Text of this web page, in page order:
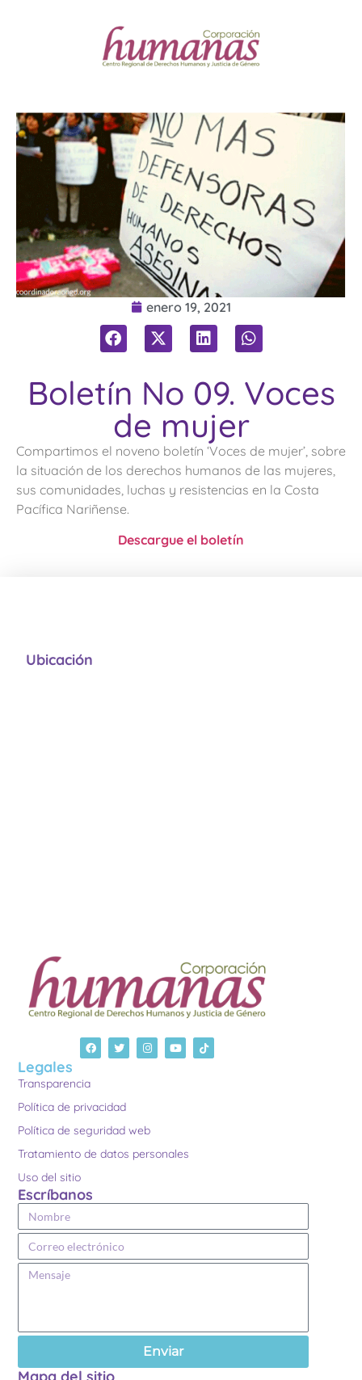
Boletín No 09. Voces
de mujer
Compartimos el noveno boletín ‘Voces de mujer’, sobre
la situación de los derechos humanos de las mujeres,
sus comunidades, luchas y resistencias en la Costa
Pacífica Nariñense.
Descargue el boletín
enero 19, 2021
Legales
Transparencia
Política de privacidad
Política de seguridad web
Tratamiento de datos personales
Uso del sitio
Escríbanos
Enviar
Ubicación